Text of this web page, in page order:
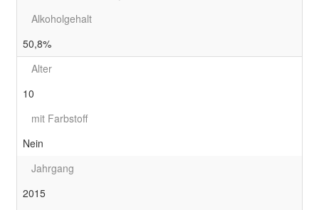
Alkoholgehalt
50,8%
Alter
10
mit Farbstoff
Nein
Jahrgang
2015